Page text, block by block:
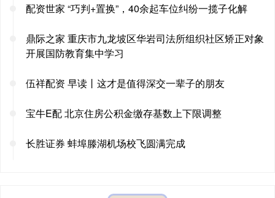
配资世家 “巧判+置换”，40余起车位纠纷一揽子化解
鼎际之家 重庆市九龙坡区华岩司法所组织社区矫正对象
开展国防教育集中学习
伍祥配资 早读丨这才是值得深交一辈子的朋友
宝牛E配 北京住房公积金缴存基数上下限调整
长胜证券 蚌埠滕湖机场校飞圆满完成